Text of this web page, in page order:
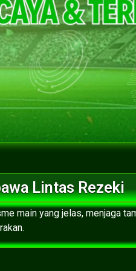
Lintas Rezeki
main yang jelas, menjaga